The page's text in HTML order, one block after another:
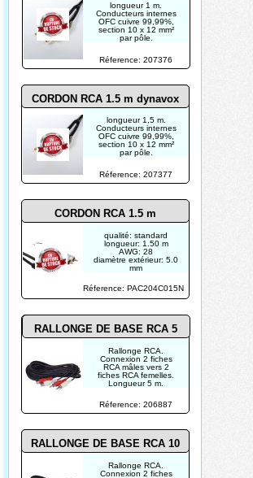
longueur 1 m.
Conducteurs internes
OFC cuivre 99,99%,
section 10 x 12 mm²
par pôle.
Réference: 207376
Réference: 206887
RALLONGE DE BASE RCA 10
m
RALLONGE DE BASE RCA 5
m
Rallonge RCA.
Connexion 2 fiches
RCA mâles vers 2
fiches RCA femelles.
Longueur 5 m.
Rallonge RCA.
Connexion 2 fiches
Réference: PAC204C015N
qualité: standard
longueur: 1.50 m
AWG: 28
diamètre extérieur: 5.0
mm
CORDON RCA 1.5 m
CORDON RCA 1.5 m dynavox
longueur 1,5 m.
Conducteurs internes
OFC cuivre 99,99%,
section 10 x 12 mm²
par pôle.
Réference: 207377